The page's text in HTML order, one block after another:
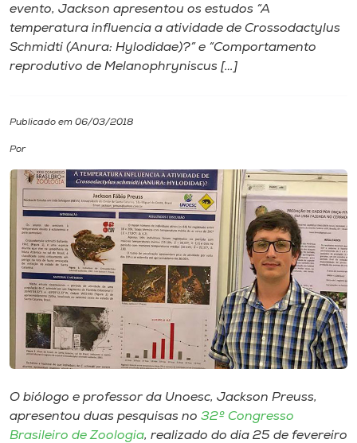
Internacionalização
I.nova
Cultura
CPA
Biblioteca
Editora
Rádio
Unoesc
evento, Jackson apresentou os estudos “A
temperatura influencia a atividade de Crossodactylus
Schmidti (Anura: Hylodidae)?” e “Comportamento
reprodutivo de Melanophryniscus […]
Publicado em 06/03/2018
Por
O biólogo e professor da Unoesc, Jackson Preuss,
apresentou duas pesquisas no 32º Congresso
Brasileiro de Zoologia, realizado do dia 25 de fevereiro